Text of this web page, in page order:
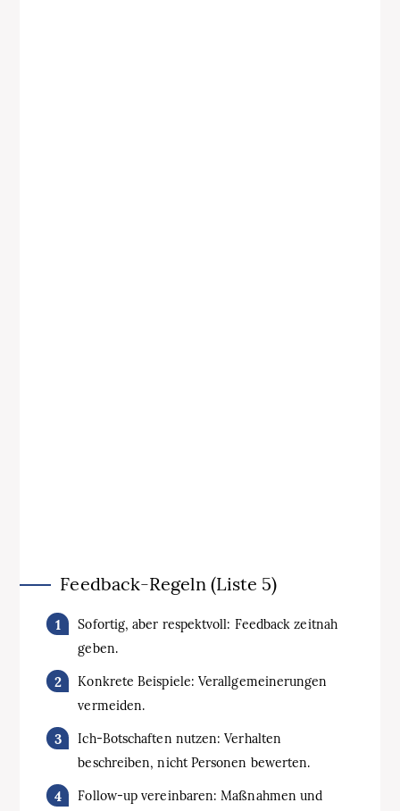
Feedback-Regeln (Liste 5)
Sofortig, aber respektvoll: Feedback zeitnah
geben.
Konkrete Beispiele: Verallgemeinerungen
vermeiden.
Ich-Botschaften nutzen: Verhalten
beschreiben, nicht Personen bewerten.
Follow-up vereinbaren: Maßnahmen und